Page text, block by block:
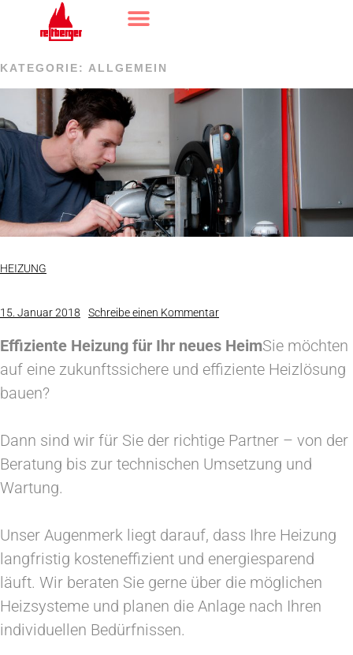
KATEGORIE: ALLGEMEIN
HEIZUNG
15. Januar 2018 Schreibe einen Kommentar
Effiziente Heizung für Ihr neues HeimSie möchten
auf eine zukunftssichere und effiziente Heizlösung
bauen?
Dann sind wir für Sie der richtige Partner – von der
Beratung bis zur technischen Umsetzung und
Wartung.
Unser Augenmerk liegt darauf, dass Ihre Heizung
langfristig kosteneffizient und energiesparend
läuft. Wir beraten Sie gerne über die möglichen
Heizsysteme und planen die Anlage nach Ihren
individuellen Bedürfnissen.